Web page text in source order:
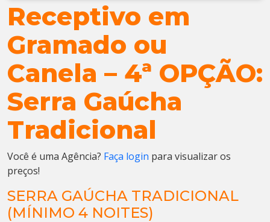
Receptivo em
Gramado ou
Canela – 4ª OPÇÃO:
Serra Gaúcha
Tradicional
Você é uma Agência? Faça login para visualizar os
preços!
SERRA GAÚCHA TRADICIONAL
(MÍNIMO 4 NOITES)